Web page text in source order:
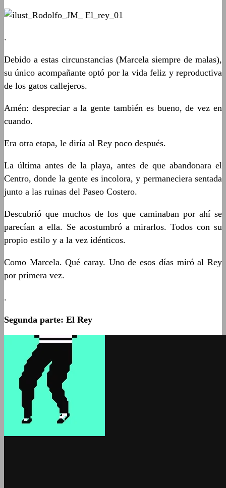
.
Debido a estas circunstancias (Marcela siempre de malas),
su único acompañante optó por la vida feliz y reproductiva
de los gatos callejeros.
Amén: despreciar a la gente también es bueno, de vez en
cuando.
Era otra etapa, le diría al Rey poco después.
La última antes de la playa, antes de que abandonara el
Centro, donde la gente es incolora, y permaneciera sentada
junto a las ruinas del Paseo Costero.
Descubrió que muchos de los que caminaban por ahí se
parecían a ella. Se acostumbró a mirarlos. Todos con su
propio estilo y a la vez idénticos.
Como Marcela. Qué caray. Uno de esos días miró al Rey
por primera vez.
.
Segunda parte: El Rey